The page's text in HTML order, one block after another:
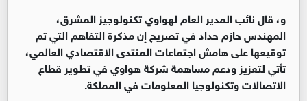
و، قال نائب المدير العام لهواوي تكنولوجيز المشرق،
المهندس حازم حداد في تصريح إن مذكرة التفاهم التي تم
توقيعها على هامش اجتماعات المنتدى الاقتصادي العالمي،
تأتي لتعزيز ودعم مساهمة شركة هواوي في تطوير قطاع
الاتصالات وتكنولوجيا المعلومات في المملكة.